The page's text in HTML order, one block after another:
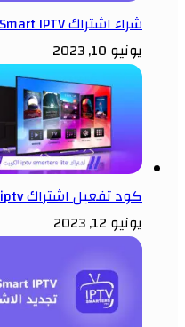
شراء اشتراك Smart IPTV لمدة سنة
يونيو 10, 2023
كود تفعيل اشتراك Smarters iptv
يونيو 12, 2023